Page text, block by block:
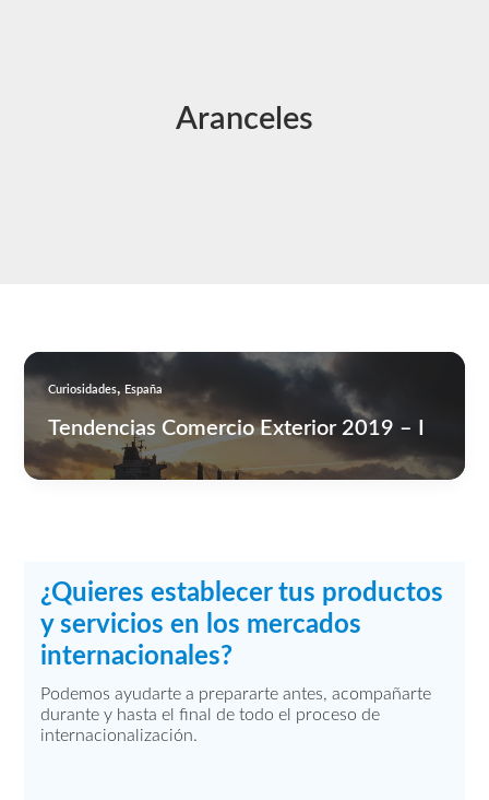
Aranceles
Curiosidades,España
Tendencias Comercio Exterior 2019 – I
¿Quieres establecer tus productos
y servicios en los mercados
internacionales?
Podemos ayudarte a prepararte antes, acompañarte
durante y hasta el final de todo el proceso de
internacionalización.